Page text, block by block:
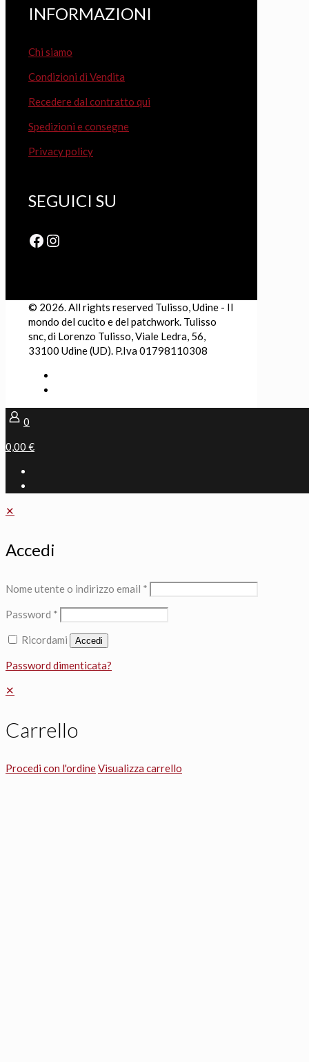
INFORMAZIONI
Chi siamo
Condizioni di Vendita
Recedere dal contratto qui
Spedizioni e consegne
Privacy policy
SEGUICI SU
Facebook
Instagram
© 2026. All rights reserved Tulisso, Udine - Il
mondo del cucito e del patchwork. Tulisso
snc, di Lorenzo Tulisso, Viale Ledra, 56,
33100 Udine (UD). P.Iva 01798110308
0
0,00 €
✕
Accedi
Nome utente o indirizzo email *
Password *
Ricordami Accedi
Password dimenticata?
✕
Carrello
Procedi con l'ordineVisualizza carrello